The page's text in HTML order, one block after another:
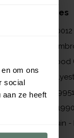
om ons
social
aan ze heeft
specificaties
910012
Wood
441990
Bruin